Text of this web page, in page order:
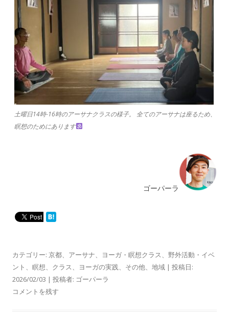
土曜日14時-16時のアーサナクラスの様子。 全てのアーサナは座るため、
瞑想のためにあります
ゴーパーラ
カテゴリー: 京都、 アーサナ、 ヨーガ・瞑想クラス、 野外活動・イベ
ント 、 瞑想、 クラス、 ヨーガの実践、 その他、 地域 | 投稿日:
2026/02/03 | 投稿者: ゴーパーラ
コメントを残す